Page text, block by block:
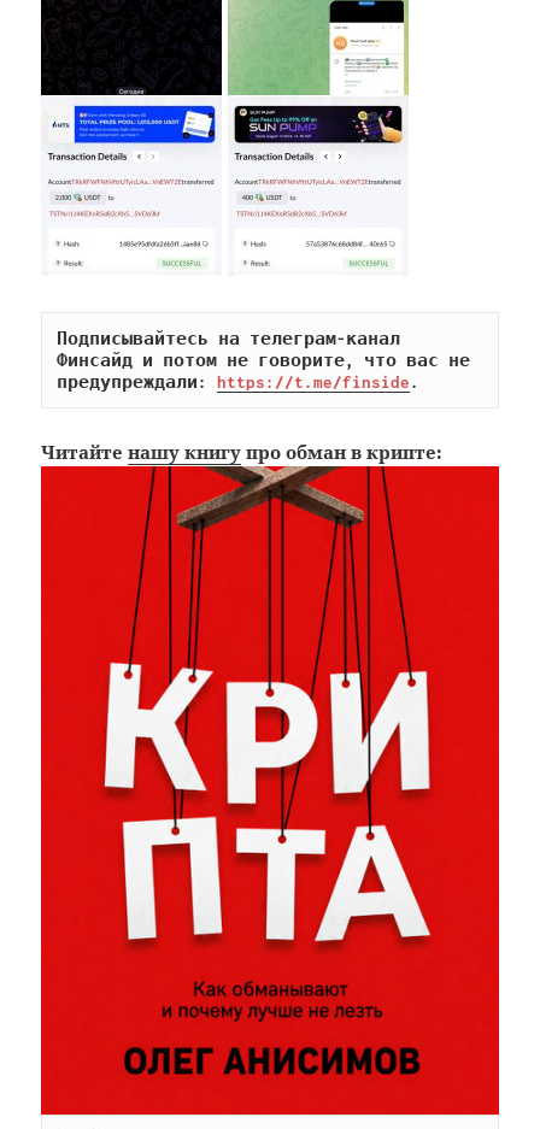
Подписывайтесь на телеграм-канал
Финсайд и потом не говорите, что вас не
предупреждали: https://t.me/finside.
Читайтенашу книгу про обман в крипте: